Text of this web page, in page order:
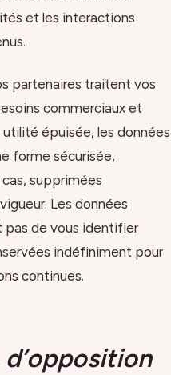
et les interactions
partenaires traitent vos
commerciaux et
épuisée, les données
forme sécurisée,
supprimées
Les données
de vous identifier
indéfiniment pour
continues.
d’opposition